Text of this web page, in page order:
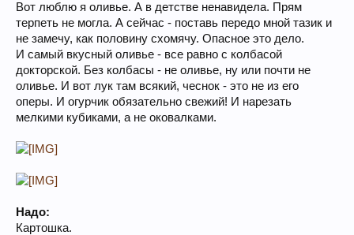
Вот люблю я оливье. А в детстве ненавидела. Прям
терпеть не могла. А сейчас - поставь передо мной тазик и
не замечу, как половину схомячу. Опасное это дело.
И самый вкусный оливье - все равно с колбасой
докторской. Без колбасы - не оливье, ну или почти не
оливье. И вот лук там всякий, чеснок - это не из его
оперы. И огурчик обязательно свежий! И нарезать
мелкими кубиками, а не оковалками.
Надо:
Картошка.